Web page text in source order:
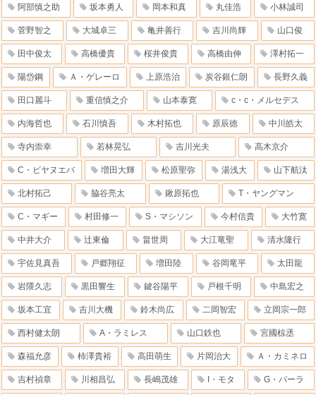
阿部慎之助 坂本勇人 岡本和真 丸佳浩 小林誠司
菅野智之 大城卓三 亀井善行 吉川尚輝 山口俊
田中俊太 高橋優貴 桜井俊貴 高橋由伸 澤村拓一
陽岱鋼 Ａ・ゲレーロ 上原浩治 炭谷銀仁朗 長野久義
田口麗斗 重信慎之介 山本泰寛 c・c・メルセデス
内海哲也 石川慎吾 木村拓也 原辰徳 中川皓太
寺内崇幸 若林晃弘 吉川光夫 高木京介
C・ビヤヌエバ 増田大輝 松原聖弥 湯浅大 山下航汰
北村拓己 脇谷亮太 鍬原拓也 T・ヤングマン
C・マギー 村田修一 S・マシソン 今村信貴 大竹寛
中井大介 辻東倫 畠世周 大江竜聖 清水隆行
宇佐見真吾 戸郷翔征 増田陸 谷岡竜平 太田龍
岩隈久志 黒田響生 鍵谷陽平 戸根千明 中島宏之
坂本工宜 吉川大機 鈴木尚広 二岡智宏 立岡宗一郎
西村健太朗 A・ラミレス 山口鉄也 宮國椋丞
森福允彦 柿澤貴裕 高田萌生 片岡治大 Ａ・カミネロ
吉村禎章 川相昌弘 長嶋茂雄 I・モタ G・パーラ